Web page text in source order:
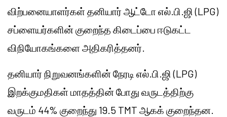
விற்பனையாளர்கள் தனியார் ஆட்டோ எல்.பி.ஜி (LPG)
சப்ளையர்களின் குறைந்த கிடைப்பை ஈடுகட்ட
விநியோகங்களை அதிகரித்தனர்.
தனியார் நிறுவனங்களின் நேரடி எல்.பி.ஜி (LPG)
இறக்குமதிகள் மாதத்தின் போது வருடத்திற்கு
வருடம் 44% குறைந்து 19.5 TMT ஆகக் குறைந்தன.